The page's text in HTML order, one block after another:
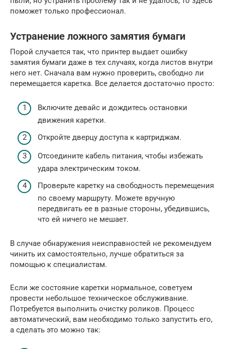
поможет только профессионал.
Устранение ложного замятия бумаги
Порой случается так, что принтер выдает ошибку
замятия бумаги даже в тех случаях, когда листов внутри
него нет. Сначала вам нужно проверить, свободно ли
перемещается каретка. Все делается достаточно просто:
Включите девайс и дождитесь остановки
движения каретки.
Откройте дверцу доступа к картриджам.
Отсоедините кабель питания, чтобы избежать
удара электрическим током.
Проверьте каретку на свободность перемещения
по своему маршруту. Можете вручную
передвигать ее в разные стороны, убедившись,
что ей ничего не мешает.
В случае обнаружения неисправностей не рекомендуем
чинить их самостоятельно, лучше обратиться за
помощью к специалистам.
Если же состояние каретки нормальное, советуем
провести небольшое техническое обслуживание.
Потребуется выполнить очистку роликов. Процесс
автоматический, вам необходимо только запустить его,
а сделать это можно так: